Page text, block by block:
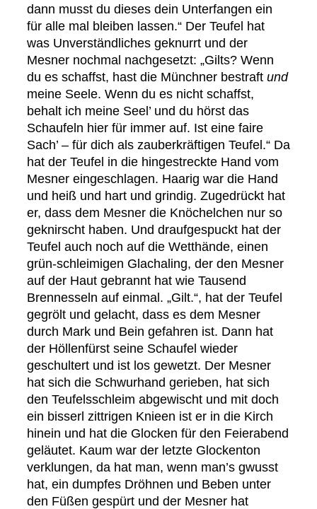
dann musst du dieses dein Unterfangen ein
für alle mal bleiben lassen.“ Der Teufel hat
was Unverständliches geknurrt und der
Mesner nochmal nachgesetzt: „Gilts? Wenn
du es schaffst, hast die Münchner bestraft und
meine Seele. Wenn du es nicht schaffst,
behalt ich meine Seel’ und du hörst das
Schaufeln hier für immer auf. Ist eine faire
Sach’ – für dich als zauberkräftigen Teufel.“ Da
hat der Teufel in die hingestreckte Hand vom
Mesner eingeschlagen. Haarig war die Hand
und heiß und hart und grindig. Zugedrückt hat
er, dass dem Mesner die Knöchelchen nur so
geknirscht haben. Und draufgespuckt hat der
Teufel auch noch auf die Wetthände, einen
grün-schleimigen Glachaling, der den Mesner
auf der Haut gebrannt hat wie Tausend
Brennesseln auf einmal. „Gilt.“, hat der Teufel
gegrölt und gelacht, dass es dem Mesner
durch Mark und Bein gefahren ist. Dann hat
der Höllenfürst seine Schaufel wieder
geschultert und ist los gewetzt. Der Mesner
hat sich die Schwurhand gerieben, hat sich
den Teufelsschleim abgewischt und mit doch
ein bisserl zittrigen Knieen ist er in die Kirch
hinein und hat die Glocken für den Feierabend
geläutet. Kaum war der letzte Glockenton
verklungen, da hat man, wenn man’s gwusst
hat, ein dumpfes Dröhnen und Beben unter
den Füßen gespürt und der Mesner hat